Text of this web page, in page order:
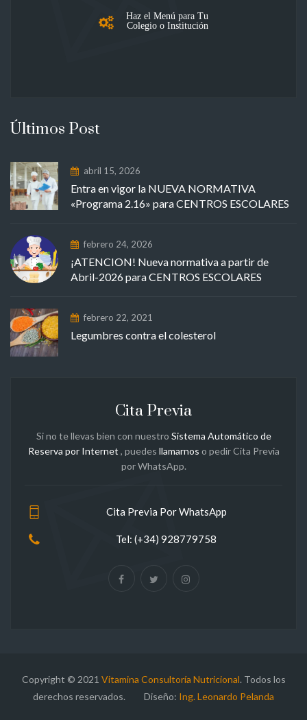
Haz el Menú para Tu
Colegio o Institución
Últimos Post
abril 15, 2026
Entra en vigor la NUEVA NORMATIVA
«Programa 2.16» para CENTROS ESCOLARES
febrero 24, 2026
¡ATENCION! Nueva normativa a partir de
Abril-2026 para CENTROS ESCOLARES
febrero 22, 2021
Legumbres contra el colesterol
Cita Previa
Si no te llevas bien con nuestro Sistema Automático de
Reserva por Internet , puedes llamarnos o pedir Cita Previa
por WhatsApp.
Cita Previa Por WhatsApp
Tel: (+34) 928779758
Copyright © 2021 Vitamina Consultoría Nutricional. Todos los
derechos reservados. Diseño: Ing. Leonardo Pelanda